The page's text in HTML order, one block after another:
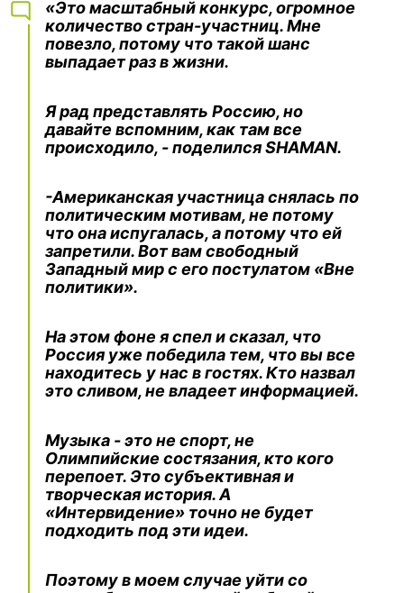
«Это масштабный конкурс, огромное
количество стран-участниц. Мне
повезло, потому что такой шанс
выпадает раз в жизни.
Я рад представлять Россию, но
давайте вспомним, как там все
происходило, - поделился SHAMAN.
-Американская участница снялась по
политическим мотивам, не потому
что она испугалась, а потому что ей
запретили. Вот вам свободный
Западный мир с его постулатом «Вне
политики».
На этом фоне я спел и сказал, что
Россия уже победила тем, что вы все
находитесь у нас в гостях. Кто назвал
это сливом, не владеет информацией.
Музыка - это не спорт, не
Олимпийские состязания, кто кого
перепоет. Это субъективная и
творческая история. А
«Интервидение» точно не будет
подходить под эти идеи.
Поэтому в моем случае уйти со